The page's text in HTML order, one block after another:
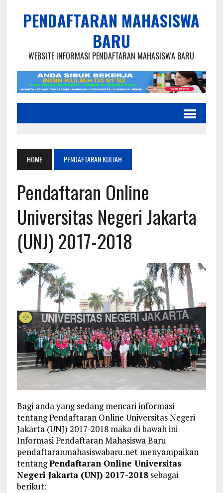
PENDAFTARAN MAHASISWA
BARU
WEBSITE INFORMASI PENDAFTARAN MAHASISWA BARU
HOME PENDAFTARAN KULIAH
Pendaftaran Online
Universitas Negeri Jakarta
(UNJ) 2017-2018
Bagi anda yang sedang mencari informasi
tentang Pendaftaran Online Universitas Negeri
Jakarta (UNJ) 2017-2018 maka di bawah ini
Informasi Pendaftaran Mahasiswa Baru
pendaftaranmahasiswabaru.net menyampaikan
tentangPendaftaran Online Universitas
Negeri Jakarta (UNJ) 2017-2018sebagai
berikut: